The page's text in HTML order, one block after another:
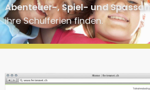
Abenteuer-, Spiel- und
ihre Schulferien finden.